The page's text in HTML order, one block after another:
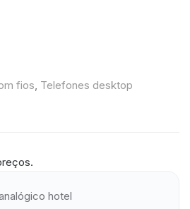
fios, Telefones desktop
hotel